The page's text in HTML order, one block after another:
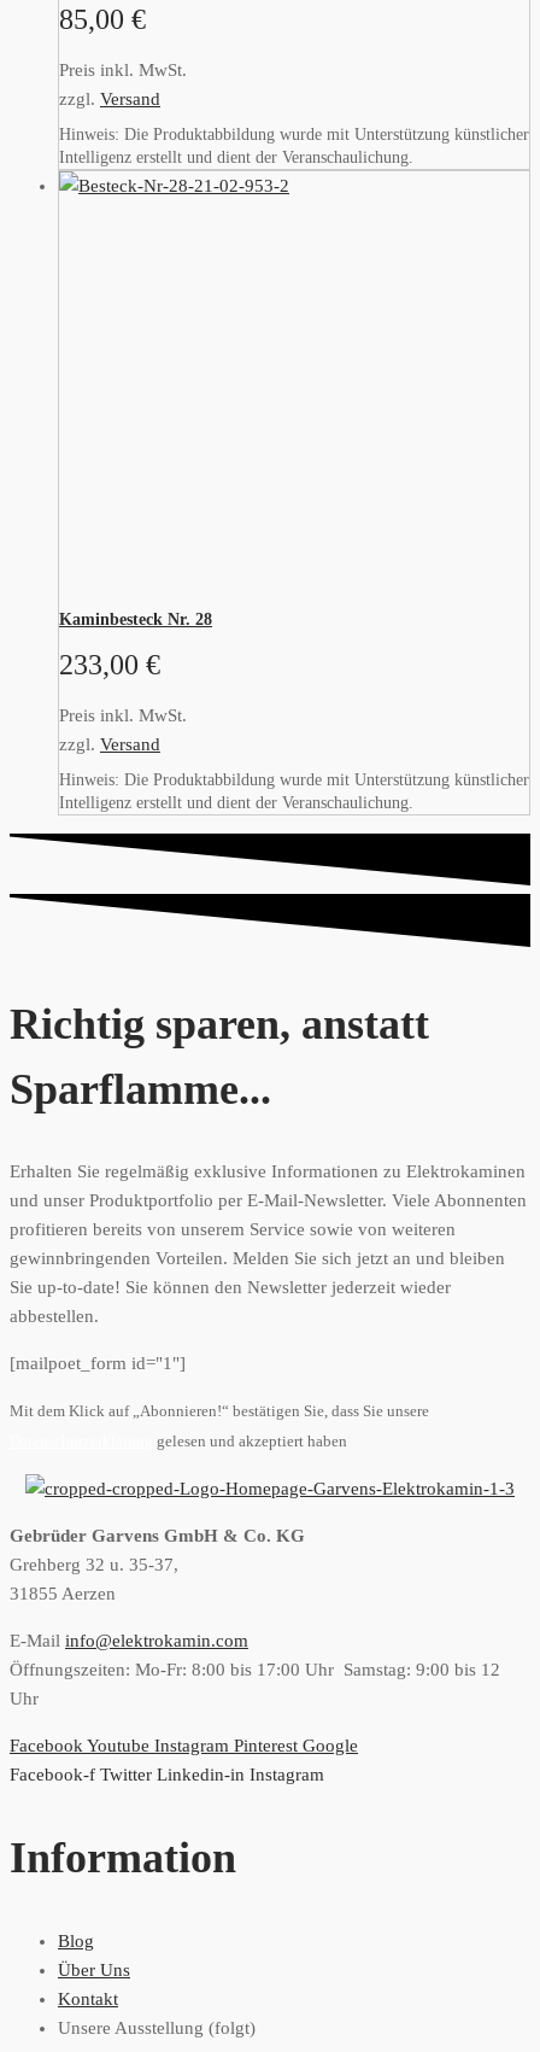
85,00 €
Preis inkl. MwSt.
zzgl. Versand
Hinweis: Die Produktabbildung wurde mit Unterstützung künstlicher
Intelligenz erstellt und dient der Veranschaulichung.
Kaminbesteck Nr. 28
233,00 €
Preis inkl. MwSt.
zzgl. Versand
Hinweis: Die Produktabbildung wurde mit Unterstützung künstlicher
Intelligenz erstellt und dient der Veranschaulichung.
Richtig sparen, anstatt
Sparflamme...
Erhalten Sie regelmäßig exklusive Informationen zu Elektrokaminen
und unser Produktportfolio per E-Mail-Newsletter. Viele Abonnenten
profitieren bereits von unserem Service sowie von weiteren
gewinnbringenden Vorteilen. Melden Sie sich jetzt an und bleiben
Sie up-to-date! Sie können den Newsletter jederzeit wieder
abbestellen.
[mailpoet_form id="1"]
Mit dem Klick auf „Abonnieren!“ bestätigen Sie, dass Sie unsere
gelesen und akzeptiert haben
Gebrüder Garvens GmbH & Co. KG
Grehberg 32 u. 35-37,
31855 Aerzen
E-Mail info@elektrokamin.com
Öffnungszeiten: Mo-Fr: 8:00 bis 17:00 Uhr Samstag: 9:00 bis 12
Uhr
FacebookYoutube Instagram Pinterest Google
Facebook-f Twitter Linkedin-in Instagram
Information
Blog
Über Uns
Kontakt
Unsere Ausstellung (folgt)